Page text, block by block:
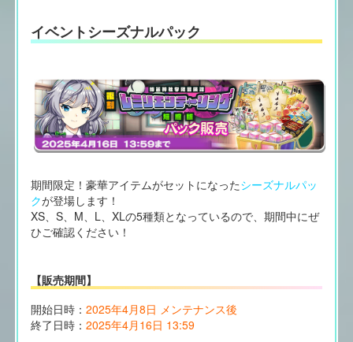
イベントシーズナルパック
期間限定！豪華アイテムがセットになったシーズナルパッ
クが登場します！
XS、S、M、L、XLの5種類となっているので、期間中にぜ
ひご確認ください！
【販売期間】
開始日時： 2025年4月8日 メンテナンス後
終了日時： 2025年4月16日 13:59